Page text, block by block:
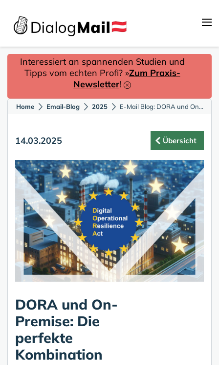
Interessiert an spannenden Studien und
Tipps vom echten Profi? »Zum Praxis-
Newsletter!
Home Email-Blog 2025 E-Mail Blog: DORA und On-Premise: Die perfekte Kombination
14.03.2025 Übersicht
DORA und On-
Premise: Die
perfekte
Kombination